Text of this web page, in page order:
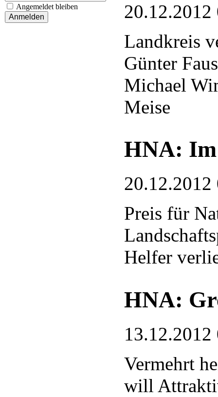
Angemeldet bleiben
20.12.2012
Landkreis
Günter
Michael
Meise
HNA:
20.12.2012
Preis für
Helfer
HNA:
13.12.2012
Vermehrt
will